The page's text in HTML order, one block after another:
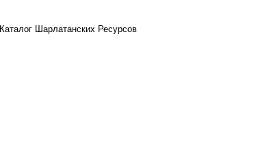
Каталог Шарлатанских Ресурсов